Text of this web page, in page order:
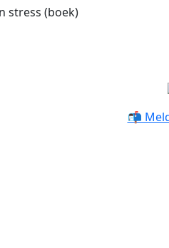
stress (boek)
📬